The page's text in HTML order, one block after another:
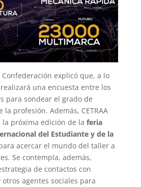
explicó que, a lo
una encuesta entre los
para sondear el grado de
profesión. Además, CETRAA
próxima edición de la feria
del Estudiante y de la
acercar el mundo del taller a
Se contempla, además,
de contactos con
agentes sociales para